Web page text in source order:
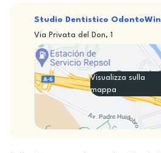
Studio Dentistico OdontoWin
Via Privata del Don, 1
Visualizza sulla
mappa